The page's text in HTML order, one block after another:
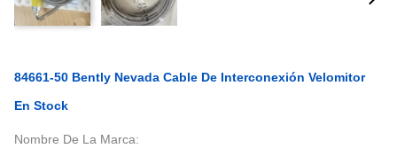
84661-50 Bently Nevada Cable De Interconexión Velomitor
En Stock
Nombre De La Marca: